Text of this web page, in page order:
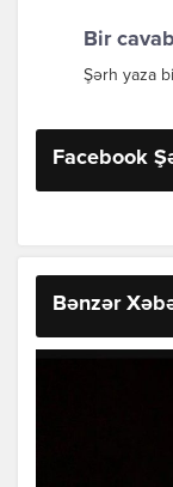
Bir
Şərh yaza
Facebook
Bənzər